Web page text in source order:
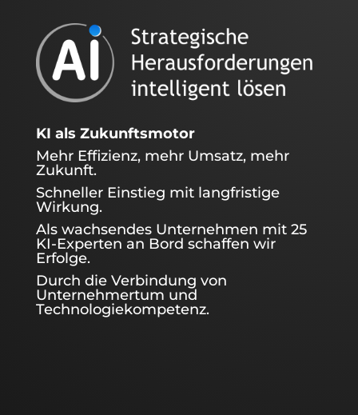
KI als Zukunftsmotor
Mehr Effizienz, mehr Umsatz, mehr
Zukunft.
Schneller Einstieg mit langfristige
Wirkung.
Als wachsendes Unternehmen mit 25
KI-Experten an Bord schaffen wir
Erfolge.
Durch die Verbindung von
Unternehmertum und
Technologiekompetenz.